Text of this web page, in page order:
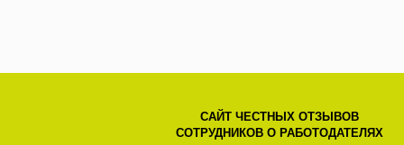
САЙТ ЧЕСТНЫХ ОТЗЫВОВ
СОТРУДНИКОВ О РАБОТОДАТЕЛЯХ